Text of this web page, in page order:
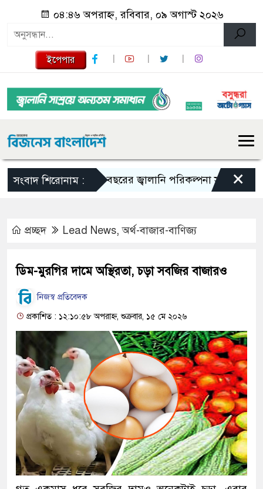
০৪:৪৬ অপরাহ্ন, রবিবার, ০৯ অগাস্ট ২০২৬
ইপেপার
সংবাদ শিরোনাম :১০ বছরের জ্বালানি পরিকল্পনা সংসদে তুলে ধরবে
×
প্রচ্ছদ Lead News,অর্থ-বাজার-বাণিজ্য
ডিম-মুরগির দামে অস্থিরতা, চড়া সবজির বাজারও
নিজস্ব প্রতিবেদক
প্রকাশিত : ১২:১০:৫৮ অপরাহ্ন, শুক্রবার, ১৫ মে ২০২৬